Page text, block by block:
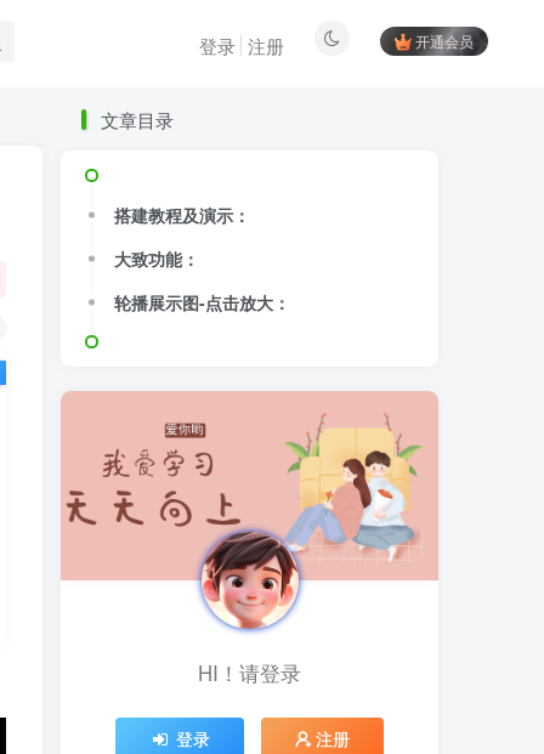
开通会员
登录 注册
文章目录
搭建教程及演示：
大致功能：
轮播展示图-点击放大：
HI！请登录
登录 注册